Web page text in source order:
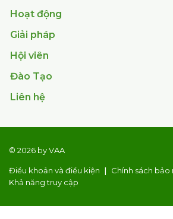
Hoạt động
Giải pháp
Hội viên
Đào Tạo
Liên hệ
© 2026 by VAA
Điều khoản và điều kiện
Chính sách bảo
Khả năng truy cập